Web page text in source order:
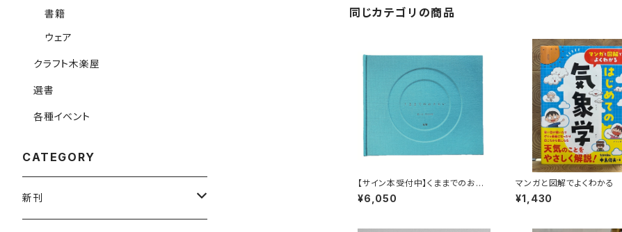
同じカテゴリの商品
【サイン本受付中】くままでのおさ
らい〈特装新版〉
¥6,050
マンガと図解でよくわかる
ての気象学
¥1,430
書籍
ウェア
クラフト木楽屋
選書
各種イベント
CATEGORY
新刊